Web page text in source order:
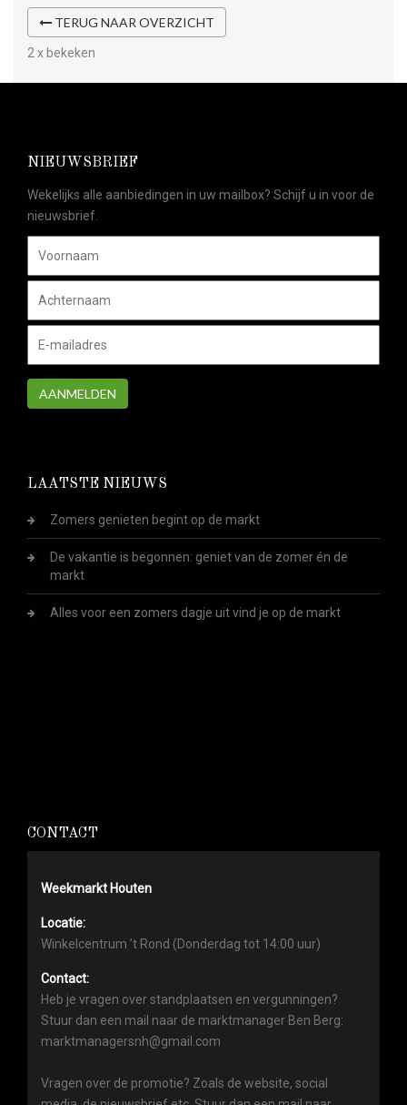
TERUG NAAR OVERZICHT
2 x bekeken
NIEUWSBRIEF
Wekelijks alle aanbiedingen in uw mailbox? Schijf u in voor de
nieuwsbrief.
AANMELDEN
LAATSTE NIEUWS
Zomers genieten begint op de markt
De vakantie is begonnen: geniet van de zomer én de
markt
Alles voor een zomers dagje uit vind je op de markt
CONTACT
Weekmarkt Houten
Locatie:
Winkelcentrum ’t Rond (Donderdag tot 14:00 uur)
Contact:
Heb je vragen over standplaatsen en vergunningen?
Stuur dan een mail naar de marktmanager Ben Berg:
marktmanagersnh@gmail.com
Vragen over de promotie? Zoals de website, social